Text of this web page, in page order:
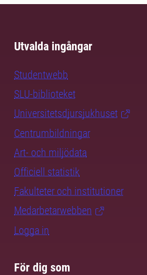
Utvalda ingångar
Studentwebb
SLU-biblioteket
Universitetsdjursjukhuset
Centrumbildningar
Art- och miljödata
Officiell statistik
Fakulteter och institutioner
Medarbetarwebben
Logga in
För dig som